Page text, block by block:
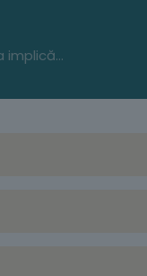
În vederea implicării publicului în etapa pregătitoare a elaborării unui Plan Urbanistic Zonal, aducem la cunoştinţă că S.C. CENTRUL MEDICO PSIHOLOGIC – PSIHOMEDICA S.R.L. cu sediul social în municipiul Buzău, str. George Emil Palade, nr. 7, jud. Buzău, a demarat procedura pentru aprobarea documentaţiei de PUZ pentru: „AUTORIZARE DESFIINTARE CORP C1 ȘI C2, CONSTRUIRE SPAȚII PENTRU SERVICII PROFESIONALE D+P+1E+M, STR. GEORGE EMIL PALADE, NR.5, NR. CAD 75495”, amplasat în intravilanul Municipiul Buzău, Str. George Emil Palade, nr. 5, Nr. Cad. 75495.